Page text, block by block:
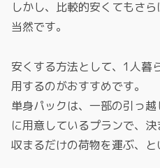
しかし、比較的安くてもさ
当然です。
安くする方法として、1人暮
用するのがおすすめです。
単身パックは、一部の引っ
に用意しているプランで、
収まるだけの荷物を運ぶ、と